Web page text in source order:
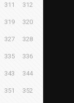
311 312
319 320
327 328
335 336
343 344
351 352